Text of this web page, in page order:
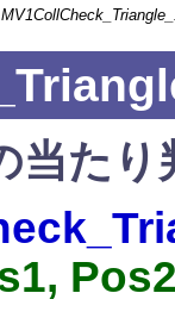
当たり